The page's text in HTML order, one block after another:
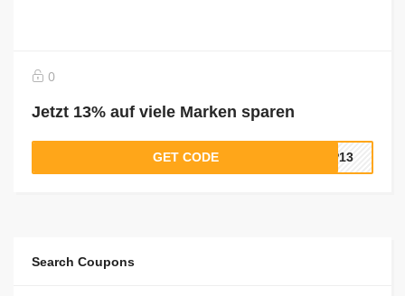
0
Jetzt 13% auf viele Marken sparen
GET CODE AP13
Search Coupons